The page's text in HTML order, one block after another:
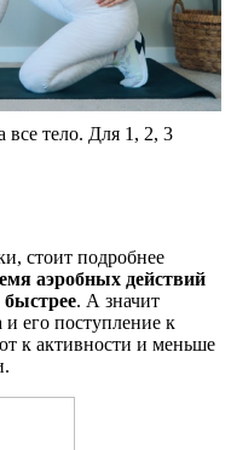
тело. Для 1, 2, 3
стоит подробнее
аэробных действий
быстрее. А значит
и его поступление к
к активности и меньше